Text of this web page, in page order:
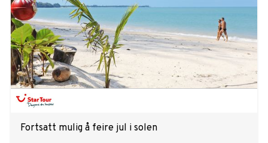
Fortsatt mulig å feire jul i solen